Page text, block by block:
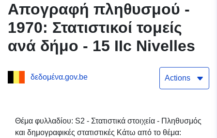
Απογραφή πληθυσμού -
1970: Στατιστικοί τομείς
ανά δήμο - 15 IIc Nivelles
δεδομένα.gov.be Actions
Θέμα φυλλαδίου: S2 - Στατιστικά στοιχεία - Πληθυσμός
και δημογραφικές στατιστικές Κάτω από το θέμα: